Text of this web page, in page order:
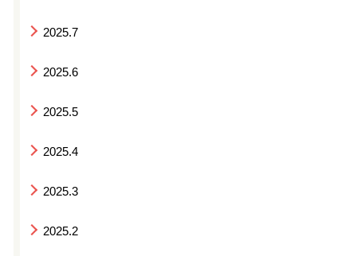
2025.7
2025.6
2025.5
2025.4
2025.3
2025.2